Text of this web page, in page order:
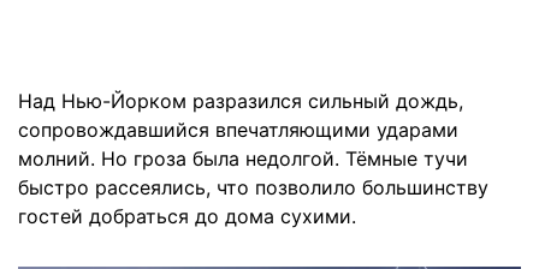
Над Нью-Йорком разразился сильный дождь,
сопровождавшийся впечатляющими ударами
молний. Но гроза была недолгой. Тёмные тучи
быстро рассеялись, что позволило большинству
гостей добраться до дома сухими.